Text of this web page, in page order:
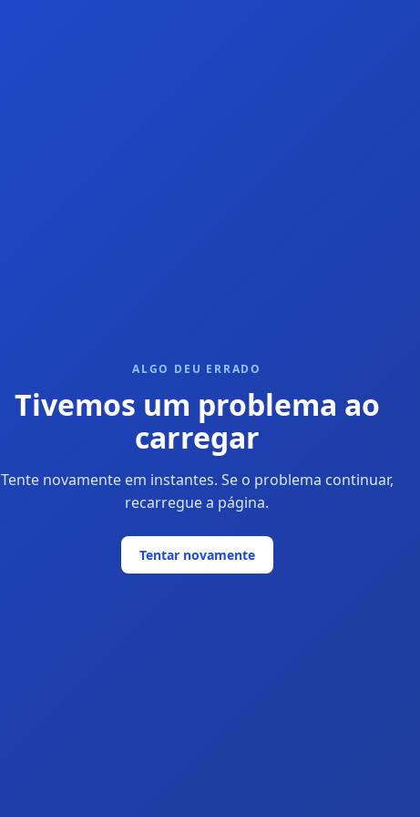
ALGO DEU ERRADO
Tivemos um problema ao
carregar
Tente novamente em instantes. Se o problema continuar,
recarregue a página.
Tentar novamente